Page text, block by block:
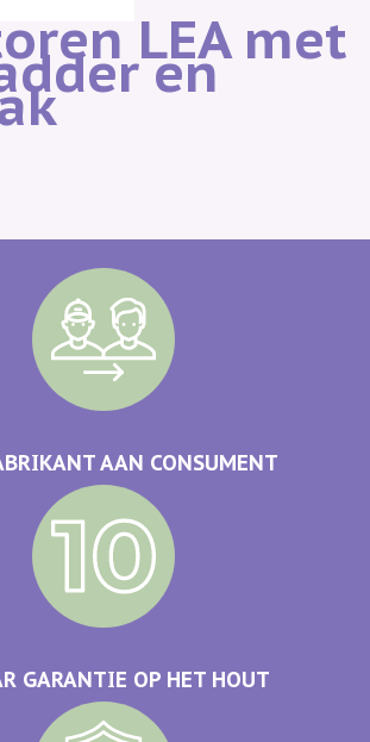
LEA met
en
AAN CONSUMENT
GARANTIE OP HET HOUT